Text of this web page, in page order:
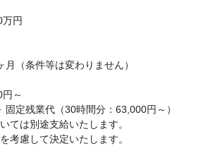
円
（条件等は変わりません）
～
定残業代（30時間分：63,000円～）
ては別途支給いたします。
考慮して決定いたします。